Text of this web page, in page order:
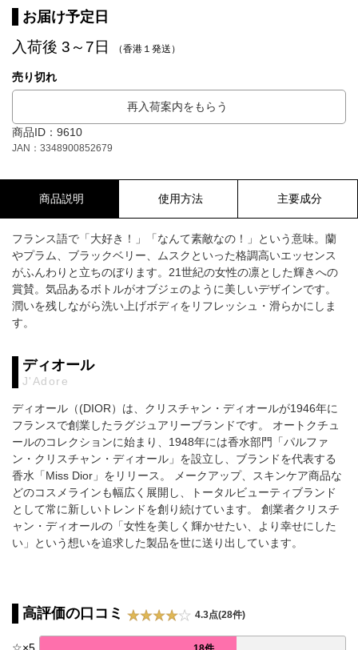
お届け予定日
入荷後 3～7日 （香港１発送）
売り切れ
再入荷案内をもらう
商品ID：9610
JAN：3348900852679
商品説明 使用方法 主要成分
フランス語で「大好き！」「なんて素敵なの！」という意味。蘭
やプラム、ブラックベリー、ムスクといった格調高いエッセンス
がふんわりと立ちのぼります。21世紀の女性の凛とした輝きへの
賞賛。気品あるボトルがオブジェのように美しいデザインです。
潤いを残しながら洗い上げボディをリフレッシュ・滑らかにしま
す。
ディオール
J'Adore
ディオール（(DIOR）は、クリスチャン・ディオールが1946年に
フランスで創業したラグジュアリーブランドです。 オートクチュ
ールのコレクションに始まり、1948年には香水部門「パルファ
ン・クリスチャン・ディオール」を設立し、ブランドを代表する
香水「Miss Dior」をリリース。 メークアップ、スキンケア商品な
どのコスメラインも幅広く展開し、トータルビューティブランド
として常に新しいトレンドを創り続けています。 創業者クリスチ
ャン・ディオールの「女性を美しく輝かせたい、より幸せにした
い」という想いを追求した製品を世に送り出しています。
高評価の口コミ 4.3点(28件)